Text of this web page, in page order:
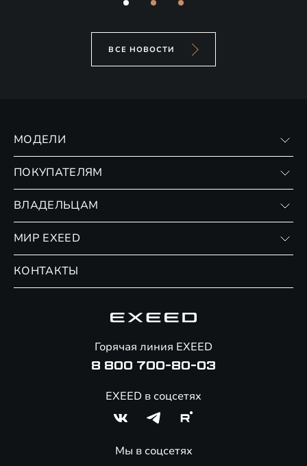
ВСЕ НОВОСТИ
МОДЕЛИ
ПОКУПАТЕЛЯМ
Страхование
ВЛАДЕЛЬЦАМ
Сервис
Помощь на дорогах
МИР EXEED
КОНТАКТЫ
Горячая линия EXEED
8 800 700-80-03
EXEED в соцсетях
Мы в соцсетях